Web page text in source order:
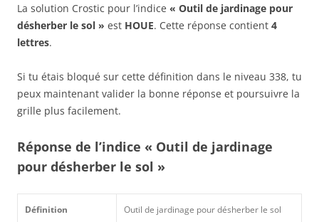
La solution Crostic pour l’indice « Outil de jardinage pour
désherber le sol » est HOUE. Cette réponse contient 4
lettres.
Si tu étais bloqué sur cette définition dans le niveau 338, tu
peux maintenant valider la bonne réponse et poursuivre la
grille plus facilement.
Réponse de l’indice « Outil de jardinage
pour désherber le sol »
Définition Outil de jardinage pour désherber le sol